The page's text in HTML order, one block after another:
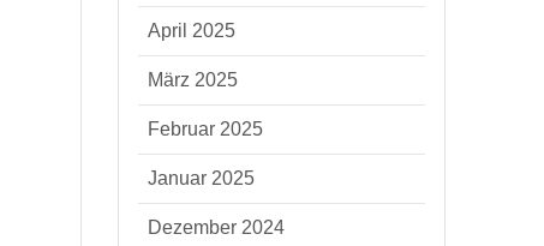
April 2025
März 2025
Februar 2025
Januar 2025
Dezember 2024